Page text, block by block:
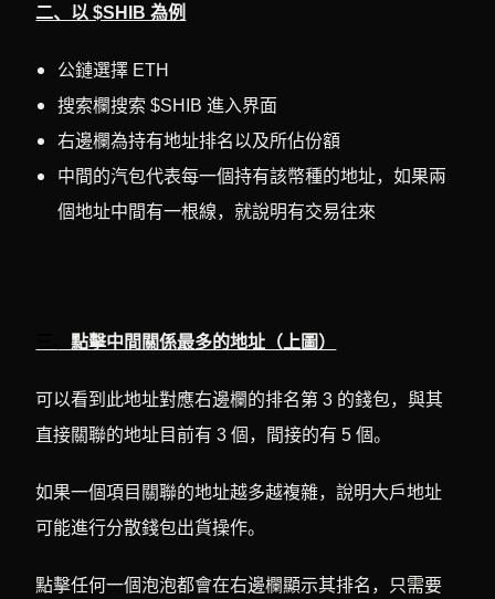
二、以 $SHIB 為例
公鏈選擇 ETH
搜索欄搜索 $SHIB 進入界面
右邊欄為持有地址排名以及所佔份額
中間的汽包代表每一個持有該幣種的地址，如果兩
個地址中間有一根線，就說明有交易往來
三、點擊中間關係最多的地址（上圖）
可以看到此地址對應右邊欄的排名第 3 的錢包，與其
直接關聯的地址目前有 3 個，間接的有 5 個。
如果一個項目關聯的地址越多越複雜，說明大戶地址
可能進行分散錢包出貨操作。
點擊任何一個泡泡都會在右邊欄顯示其排名，只需要